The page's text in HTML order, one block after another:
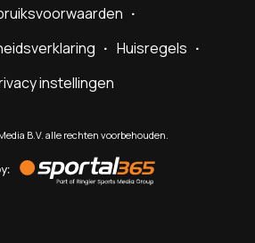
Huisregels
instellingen
B.V. alle rechten voorbehouden.
by
Sportal365